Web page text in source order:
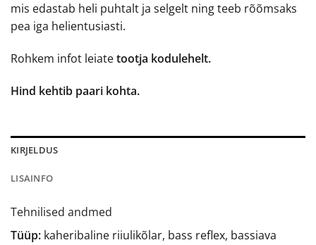
mis edastab heli puhtalt ja selgelt ning teeb rõõmsaks
pea iga helientusiasti.
Rohkem infot leiatetootja kodulehelt.
Hind kehtib paari kohta.
KIRJELDUS
LISAINFO
Tehnilised andmed
Tüüp: kaheribaline riiulikõlar, bass reflex, bassiava